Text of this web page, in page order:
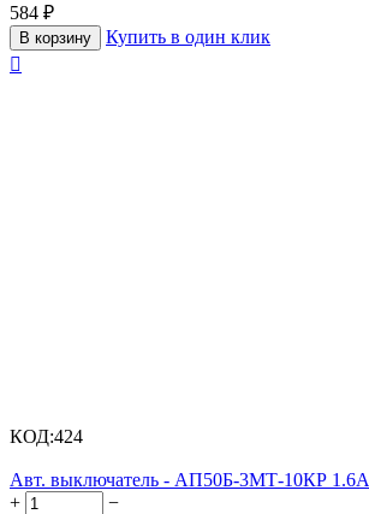
584 ₽
В корзину
Купить в один клик

КОД:424
Авт. выключатель - АП50Б-3МТ-10КР 1.6А
+
−